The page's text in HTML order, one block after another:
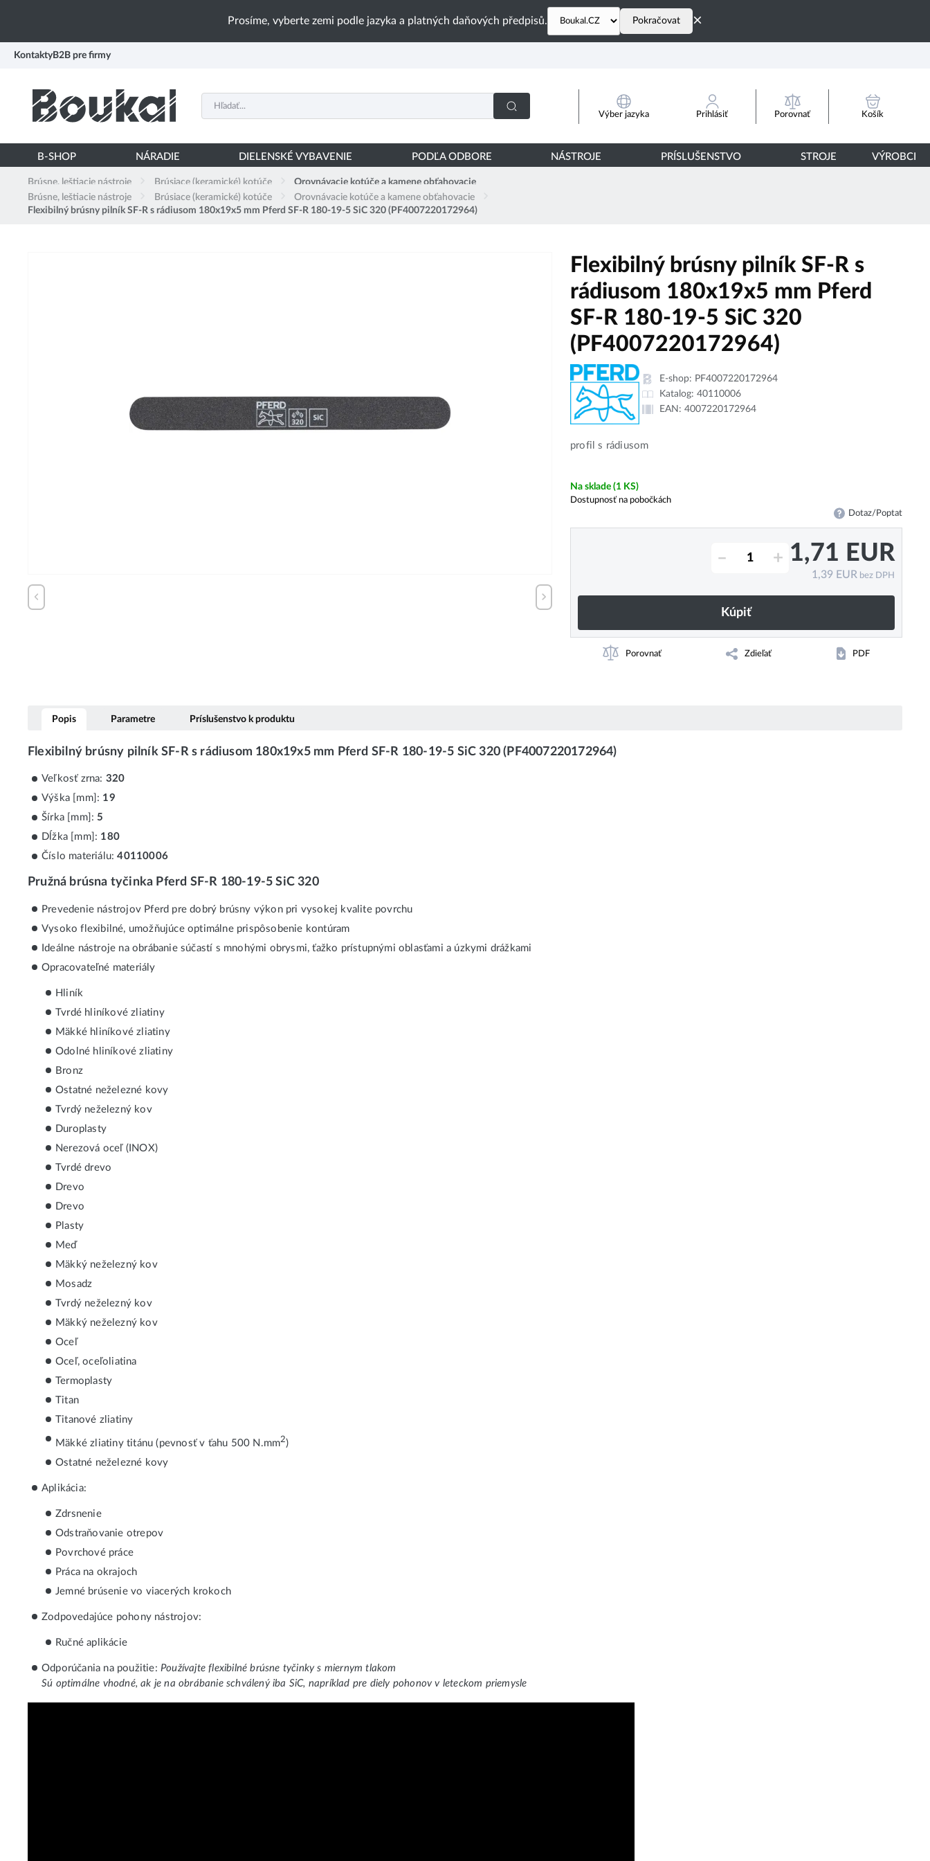
Prosíme, vyberte zemi podle jazyka a platných daňových předpisů. Pokračovat ×
Kontakty B2B pre firmy
Výber jazyka Prihlásiť Porovnať Košík
B-SHOP NÁRADIE DIELENSKÉ VYBAVENIE PODĽA ODBORE NÁSTROJE PRÍSLUŠENSTVO STROJE VÝROBCI
Brúsne, leštiacie nástroje Brúsiace (keramické) kotúče
Orovnávacie kotúče a kamene obťahovacie
Brúsne, leštiacie nástroje
Brúsiace (keramické) kotúče
Orovnávacie kotúče a kamene obťahovacie
Flexibilný brúsny pilník SF-R s rádiusom 180x19x5 mm Pferd SF-R 180-19-5 SiC 320 (PF4007220172964)
Flexibilný brúsny pilník SF-R s
rádiusom 180x19x5 mm Pferd
SF-R 180-19-5 SiC 320
(PF4007220172964)
E-shop: PF4007220172964
Katalog: 40110006
EAN: 4007220172964
profil s rádiusom
Na sklade (1 KS)
Dostupnosť na pobočkách
Dotaz/Poptat
– + 1,71 EUR
1,39 EUR bez DPH
Kúpiť
Porovnať Zdieľať PDF
Popis Parametre Príslušenstvo k produktu
Flexibilný brúsny pilník SF-R s rádiusom 180x19x5 mm Pferd SF-R 180-19-5 SiC 320 (PF4007220172964)
Veľkosť zrna: 320
Výška [mm]: 19
Šírka [mm]:5
Dĺžka [mm]: 180
Číslo materiálu:40110006
Pružná brúsna tyčinka Pferd SF-R 180-19-5 SiC 320
Prevedenie nástrojov Pferd pre dobrý brúsny výkon pri vysokej kvalite povrchu
Vysoko flexibilné, umožňujúce optimálne prispôsobenie kontúram
Ideálne nástroje na obrábanie súčastí s mnohými obrysmi, ťažko prístupnými oblasťami a úzkymi drážkami
Opracovateľné materiály
Hliník
Tvrdé hliníkové zliatiny
Mäkké hliníkové zliatiny
Odolné hliníkové zliatiny
Bronz
Ostatné neželezné kovy
Tvrdý neželezný kov
Duroplasty
Nerezová oceľ (INOX)
Tvrdé drevo
Drevo
Drevo
Plasty
Meď
Mäkký neželezný kov
Mosadz
Tvrdý neželezný kov
Mäkký neželezný kov
Oceľ
Oceľ, oceľoliatina
Termoplasty
Titan
Titanové zliatiny
Mäkké zliatiny titánu (pevnosť v ťahu 500 N.mm2)
Ostatné neželezné kovy
Aplikácia:
Zdrsnenie
Odstraňovanie otrepov
Povrchové práce
Práca na okrajoch
Jemné brúsenie vo viacerých krokoch
Zodpovedajúce pohony nástrojov:
Ručné aplikácie
Odporúčania na použitie: Používajte flexibilné brúsne tyčinky s miernym tlakom
Sú optimálne vhodné, ak je na obrábanie schválený iba SiC, napríklad pre diely pohonov v leteckom priemysle